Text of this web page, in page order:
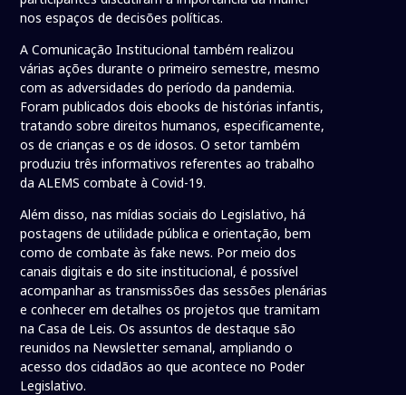
nos espaços de decisões políticas.
A Comunicação Institucional também realizou
várias ações durante o primeiro semestre, mesmo
com as adversidades do período da pandemia.
Foram publicados dois ebooks de histórias infantis,
tratando sobre direitos humanos, especificamente,
os de crianças e os de idosos. O setor também
produziu três informativos referentes ao trabalho
da ALEMS combate à Covid-19.
Além disso, nas mídias sociais do Legislativo, há
postagens de utilidade pública e orientação, bem
como de combate às fake news. Por meio dos
canais digitais e do site institucional, é possível
acompanhar as transmissões das sessões plenárias
e conhecer em detalhes os projetos que tramitam
na Casa de Leis. Os assuntos de destaque são
reunidos na Newsletter semanal, ampliando o
acesso dos cidadãos ao que acontece no Poder
Legislativo.